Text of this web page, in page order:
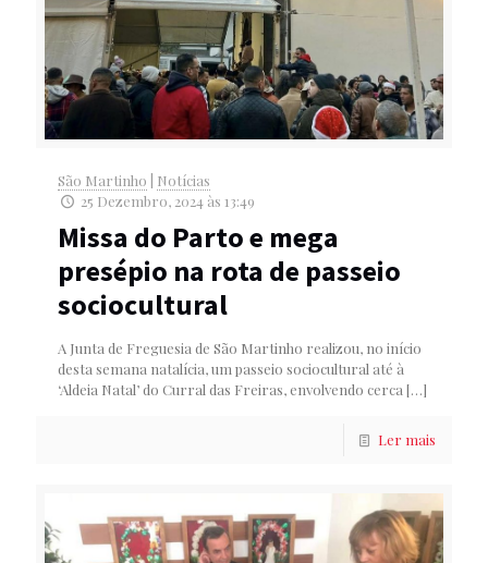
São Martinho
Notícias
25 Dezembro, 2024 às 13:49
Missa do Parto e mega
presépio na rota de passeio
sociocultural
A Junta de Freguesia de São Martinho realizou, no início
desta semana natalícia, um passeio sociocultural até à
‘Aldeia Natal’ do Curral das Freiras, envolvendo cerca […]
Ler mais